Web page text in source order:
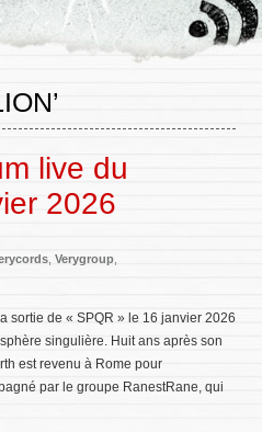
live du
2026
Verygroup
sortie de « SPQR » le 16 janvier 2026
singulière. Huit ans après son
est revenu à Rome pour
par le groupe RanestRane, qui